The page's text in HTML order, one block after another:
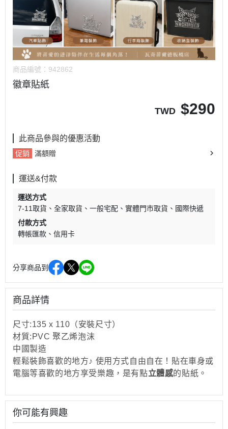
商品編號： 942862
徽章貼紙
TWD $290
此商品參與的優惠活動
促銷 滿額贈
運送&付款
運送方式
7-11取貨
全家取貨 一般宅配 實體門市取貨
國際快遞
付款方式
轉帳匯款
信用卡
分享商品到
商品詳情
尺寸:135 x 110（安裝尺寸）
材質:PVC聚乙烯泡沫
中國製造
輕鬆裝飾喜歡的地方♪ 使用方式自由自在！貼在車身或
電腦等喜歡的地方享受樂趣，是有點立體感的貼紙。
你可能有興趣